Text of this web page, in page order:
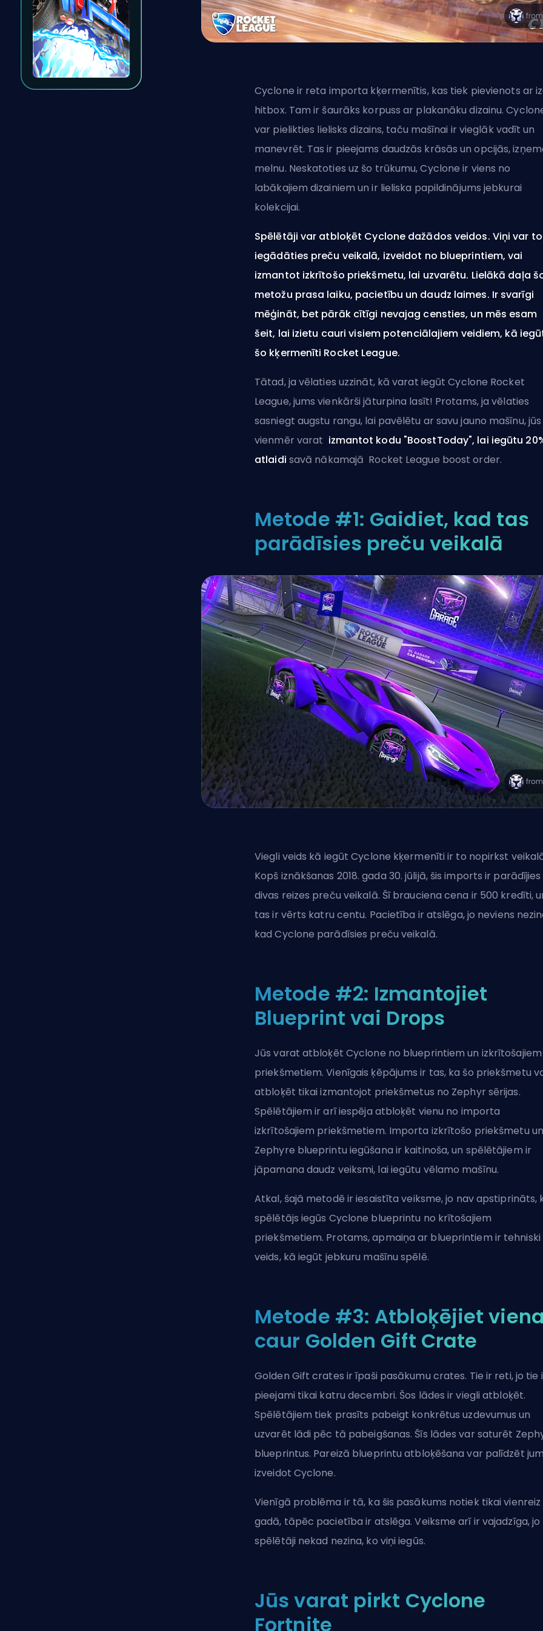
Cyclone ir reta importa kķermenītis, kas tiek pievienots ar
hitbox. Tam ir šaurāks korpuss ar plakanāku dizainu.
var pielikties lielisks dizains, taču mašīnai ir vieglāk vadīt un
manevrēt. Tas ir pieejams daudzās krāsās un opcijās,
melnu. Neskatoties uz šo trūkumu, Cyclone ir viens no
labākajiem dizainiem un ir lieliska papildinājums jebkurai
kolekcijai.
Spēlētāji var atbloķēt Cyclone dažādos veidos. Viņi var to
iegādāties preču veikalā, izveidot no blueprintiem, vai
izmantot izkrītošo priekšmetu, lai uzvarētu. Lielākā daļa
metožu prasa laiku, pacietību un daudz laimes. Ir svarīgi
mēģināt, bet pārāk cītīgi nevajag censties, un mēs esam
šeit, lai izietu cauri visiem potenciālajiem veidiem, kā
šo kķermenīti Rocket League.
Tātad, ja vēlaties uzzināt, kā varat iegūt Cyclone Rocket
League, jums vienkārši jāturpina lasīt! Protams, ja vēlaties
sasniegt augstu rangu, lai pavēlētu ar savu jauno mašīnu, jūs
vienmēr varat izmantot kodu "BoostToday", lai iegūtu
atlaidi savā nākamajā Rocket League boost order.
Metode #1: Gaidiet, kad tas
parādīsies preču veikalā
Viegli veids kā iegūt Cyclone kķermenīti ir to nopirkst
Kopš iznākšanas 2018. gada 30. jūlijā, šis imports ir parādījies
divas reizes preču veikalā. Šī brauciena cena ir 500 kredīti,
tas ir vērts katru centu. Pacietība ir atslēga, jo neviens
kad Cyclone parādīsies preču veikalā.
Metode #2: Izmantojiet
Blueprint vai Drops
Jūs varat atbloķēt Cyclone no blueprintiem un izkrītošajiem
priekšmetiem. Vienīgais ķēpājums ir tas, ka šo priekšmetu
atbloķēt tikai izmantojot priekšmetus no Zephyr sērijas.
Spēlētājiem ir arī iespēja atbloķēt vienu no importa
izkrītošajiem priekšmetiem. Importa izkrītošo priekšmetu un
Zephyre blueprintu iegūšana ir kaitinoša, un spēlētājiem ir
jāpamana daudz veiksmi, lai iegūtu vēlamo mašīnu.
Atkal, šajā metodē ir iesaistīta veiksme, jo nav apstiprināts,
spēlētājs iegūs Cyclone blueprintu no krītošajiem
priekšmetiem. Protams,apmaiņa ar blueprintiem ir tehniski
veids, kā iegūt jebkuru mašīnu spēlē.
Metode #3: Atbloķējiet viena
caur Golden Gift Crate
Golden Gift crates ir īpaši pasākumu crates. Tie ir reti, jo tie
pieejami tikai katru decembri. Šos lādes ir viegli atbloķēt.
Spēlētājiem tiek prasīts pabeigt konkrētus uzdevumus un
uzvarēt lādi pēc tā pabeigšanas. Šīs lādes var saturēt
blueprintus. Pareizā blueprintu atbloķēšana var palīdzēt
izveidot Cyclone.
Vienīgā problēma ir tā, ka šis pasākums notiek tikai vienreiz
gadā, tāpēc pacietība ir atslēga. Veiksme arī ir vajadzīga, jo
spēlētāji nekad nezina, ko viņi iegūs.
Jūs varat pirkt Cyclone
Fortnite